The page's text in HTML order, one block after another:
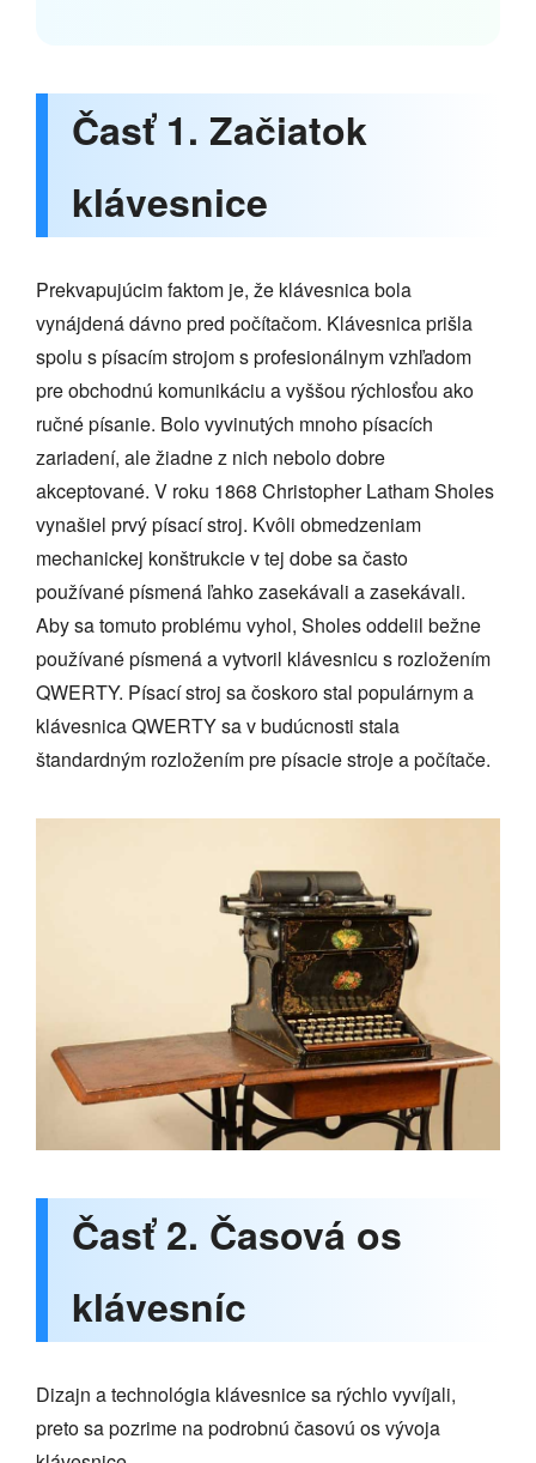
Časť 1. Začiatok
klávesnice
Prekvapujúcim faktom je, že klávesnica bola
vynájdená dávno pred počítačom. Klávesnica prišla
spolu s písacím strojom s profesionálnym vzhľadom
pre obchodnú komunikáciu a vyššou rýchlosťou ako
ručné písanie. Bolo vyvinutých mnoho písacích
zariadení, ale žiadne z nich nebolo dobre
akceptované. V roku 1868 Christopher Latham Sholes
vynašiel prvý písací stroj. Kvôli obmedzeniam
mechanickej konštrukcie v tej dobe sa často
používané písmená ľahko zasekávali a zasekávali.
Aby sa tomuto problému vyhol, Sholes oddelil bežne
používané písmená a vytvoril klávesnicu s rozložením
QWERTY. Písací stroj sa čoskoro stal populárnym a
klávesnica QWERTY sa v budúcnosti stala
štandardným rozložením pre písacie stroje a počítače.
Časť 2. Časová os
klávesníc
Dizajn a technológia klávesnice sa rýchlo vyvíjali,
preto sa pozrime na podrobnú časovú os vývoja